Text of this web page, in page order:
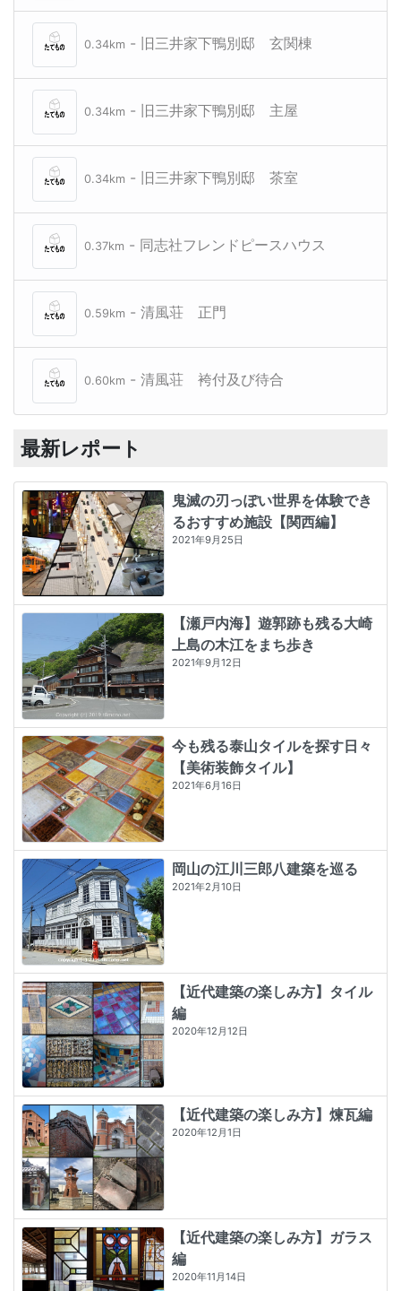
0.34km - 旧三井家下鴨別邸 玄関棟
0.34km - 旧三井家下鴨別邸 主屋
0.34km - 旧三井家下鴨別邸 茶室
0.37km - 同志社フレンドピースハウス
0.59km - 清風荘 正門
0.60km - 清風荘 袴付及び待合
最新レポート
鬼滅の刃っぽい世界を体験でき
るおすすめ施設【関西編】
2021年9月25日
【瀬戸内海】遊郭跡も残る大崎
上島の木江をまち歩き
2021年9月12日
今も残る泰山タイルを探す日々
【美術装飾タイル】
2021年6月16日
岡山の江川三郎八建築を巡る
2021年2月10日
【近代建築の楽しみ方】タイル
編
2020年12月12日
【近代建築の楽しみ方】煉瓦編
2020年12月1日
【近代建築の楽しみ方】ガラス
編
2020年11月14日